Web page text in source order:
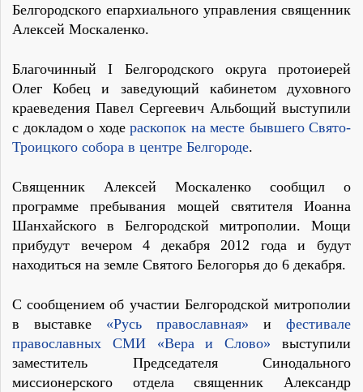
Белгородского епархиального управления священник
Алексей Москаленко.
Благочинный I Белгородского округа протоиерей
Олег Кобец и заведующий кабинетом духовного
краеведения Павел Сергеевич Альбощий выступили
с докладом о ходе раскопок на месте бывшего Свято-
Троицкого собора в центре Белгороде.
Священник Алексей Москаленко сообщил о
программе пребывания мощей святителя Иоанна
Шанхайского в Белгородской митрополии. Мощи
прибудут вечером 4 декабря 2012 года и будут
находиться на земле Святого Белогорья до 6 декабря.
С сообщением об участии Белгородской митрополии
в выставке «Русь православная» и фестивале
православных СМИ «Вера и Слово» выступили
заместитель Председателя Синодального
миссионерского отдела священник Александр